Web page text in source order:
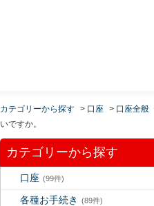
カテゴリーから探す > 口座 > 口座全般
いですか。
カテゴリーから探す
口座 (99件)
各種お手続き (89件)